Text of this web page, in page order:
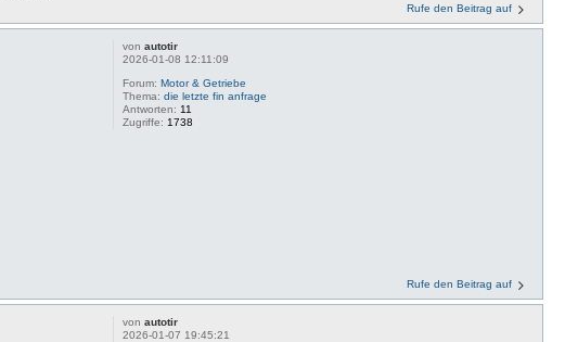
Rufe den Beitrag auf
vonautotir
2026-01-08 12:11:09
Forum:Motor & Getriebe
Thema:die letzte fin anfrage
Antworten: 11
Zugriffe: 1738
Rufe den Beitrag auf
vonautotir
2026-01-07 19:45:21